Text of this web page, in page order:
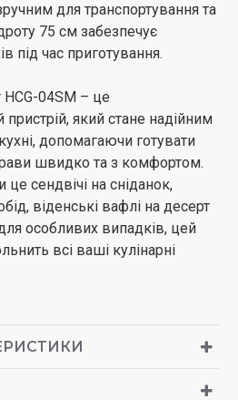
для транспортування та
75 см забезпечує
під час приготування.
04SM – це
який стане надійним
допомагаючи готувати
швидко та з комфортом.
сендвічі на сніданок,
віденські вафлі на десерт
особливих випадків, цей
всі ваші кулінарні